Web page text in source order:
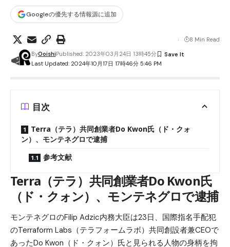
Googleの優先する情報源に追加
Last Updated: 2024年10月17日 17時46分 5:46 PM
ByOoishiPublished: 2023年03月24日 13時45分
8 Min Read
目次
Terra（テラ）共同創業者Do Kwon氏（ド・クォ
ン）、モンテネグロで逮捕
参考文献
Terra（テラ）共同創業者Do Kwon氏
（ド・クォン）、モンテネグロで逮捕
モンテネグロのFilip Adzic内務大臣は23日、国際指名手配犯
のTerraform Labs（テラフォームラボ）共同創設者兼CEOで
あったDo Kwon（ド・クォン）氏と見られる人物の身柄を拘